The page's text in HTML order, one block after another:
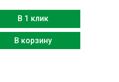
В 1 клик
В корзину